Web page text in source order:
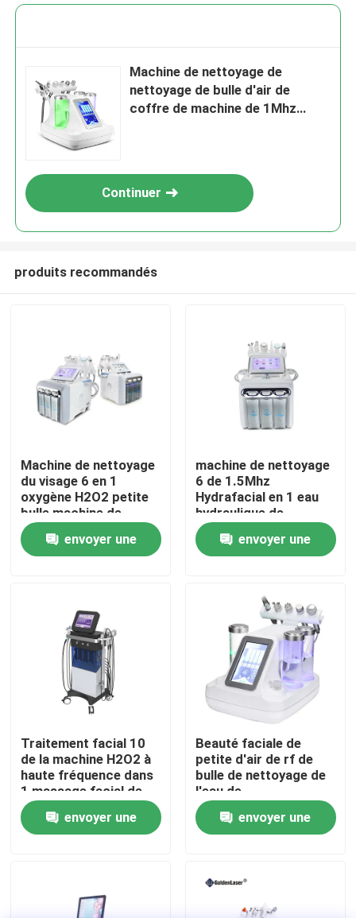
Maison
Produits
Vidéos
VR Show
Au sujet de nous
Visite d'usine
Contrôle de qualité
Contactez-nous
Demandez une citation
Machine de nettoyage de
nettoyage de bulle d'air de
coffre de machine de 1Mhz
Continuer
produits recommandés
Machine de nettoyage
du visage 6 en 1
oxygène H2O2 petite
bulle machine de
nettoyage du visage
envoyer une
machine de nettoyage
6 de 1.5Mhz
Hydrafacial en 1 eau
hydraulique de
Dermabrasion
Dermabrasion
envoyer une
Traitement facial 10
de la machine H2O2 à
haute fréquence dans
1 massage facial de
salon de beauté de
traitement de peau
envoyer une
Beauté faciale de
petite d'air de rf de
bulle de nettoyage de
l'eau de
Microdermabrasion
station thermale de
machine
envoyer une